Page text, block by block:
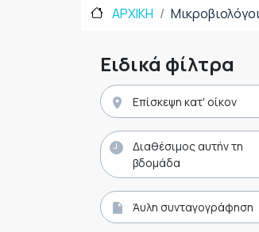
ΑΡΧΙΚΗ
Ειδικά φίλτρα
Επίσκεψη κατ' οίκον
Διαθέσιμος αυτήν τη
βδομάδα
Άυλη συνταγογράφηση